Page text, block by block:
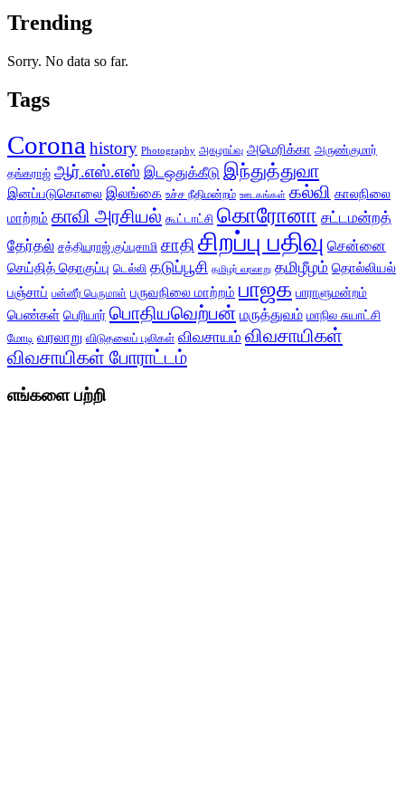
Trending
Sorry. No data so far.
Tags
Corona history Photography அகழாய்வு அமெரிக்கா அருண்குமார்
தங்கராஜ் ஆர்.எஸ்.எஸ் இடஒதுக்கீடு இந்துத்துவா
இனப்படுகொலை இலங்கை உச்ச நீதிமன்றம் ஊடகங்கள் கல்வி காலநிலை
மாற்றம் காவி அரசியல் கூட்டாட்சி கொரோனா சட்டமன்றத்
தேர்தல் சத்தியராஜ் குப்புசாமி சாதிசிறப்பு பதிவு சென்னை
செய்தித் தொகுப்பு டெல்லி தடுப்பூசி தமிழர் வரலாறு தமிழீழம் தொல்லியல்
பஞ்சாப் பன்னீர் பெருமாள் பருவநிலை மாற்றம் பாஜக பாராளுமன்றம்
பெண்கள் பெரியார் பொதியவெற்பன் மருத்துவம் மாநில சுயாட்சி
மோடி வரலாறு விடுதலைப் புலிகள் விவசாயம் விவசாயிகள்
விவசாயிகள் போராட்டம்
எங்களை பற்றி